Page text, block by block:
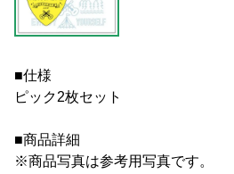
■仕様
ピック2枚セット
■商品詳細
※商品写真は参考用写真です。